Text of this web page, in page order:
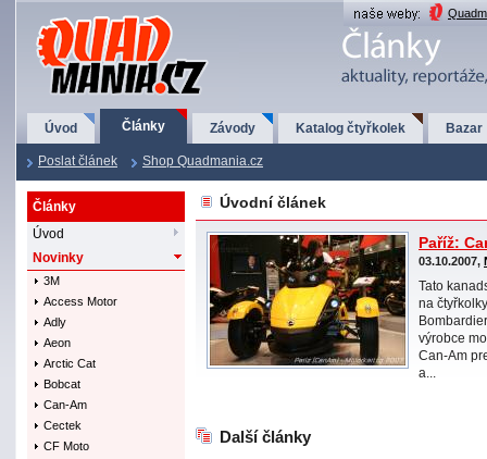
QuadMania.cz
Úvod Články Závody Katalog čtyřkolek Bazar
Poslat článek Shop Quadmania.cz
Články
Úvod
Novinky
3M
Access Motor
Adly
Aeon
Arctic Cat
Bobcat
Can-Am
Cectek
CF Moto
Úvodní článek
Paříž:
03.10.2007,
Tato
na
výrobce
Can-Am
a...
Další články